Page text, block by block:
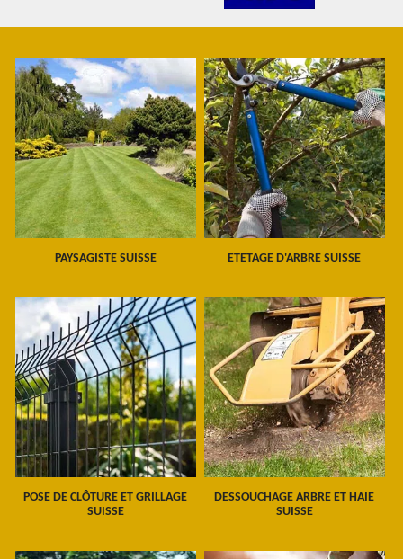
PAYSAGISTE SUISSE ETETAGE D'ARBRE SUISSE
POSE DE CLÔTURE ET GRILLAGE
SUISSE
DESSOUCHAGE ARBRE ET HAIE
SUISSE